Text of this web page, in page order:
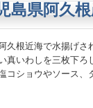
島県阿久
久根近海で水揚げさ
真いわしを三枚下ろ
コショウやソース